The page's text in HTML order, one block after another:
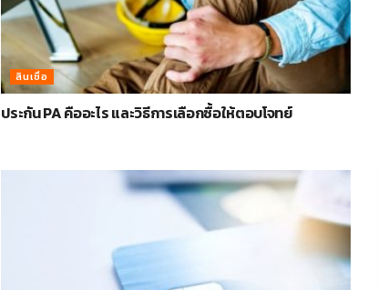
สินเชื่อ
ประกัน PA คืออะไร และวิธีการเลือกซื้อให้ตอบโจทย์